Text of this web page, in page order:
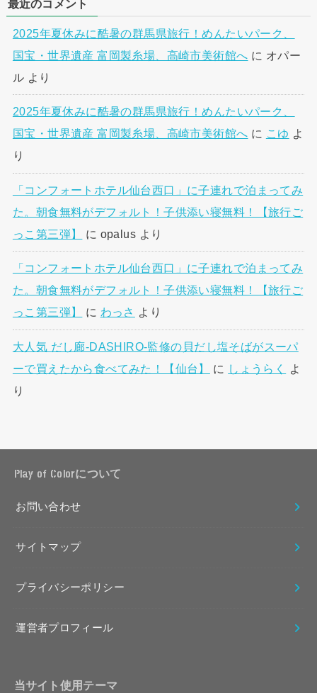
最近のコメント
2025年夏休みに酷暑の群馬県旅行！めんたいパーク、
国宝・世界遺産 富岡製糸場、高崎市美術館へ に オパー
ル より
2025年夏休みに酷暑の群馬県旅行！めんたいパーク、
国宝・世界遺産 富岡製糸場、高崎市美術館へ に こゆ よ
り
「コンフォートホテル仙台西口」に子連れで泊まってみ
た。朝食無料がデフォルト！子供添い寝無料！【旅行ご
っこ第三弾】
に opalus より
「コンフォートホテル仙台西口」に子連れで泊まってみ
た。朝食無料がデフォルト！子供添い寝無料！【旅行ご
っこ第三弾】
に わっさ より
大人気 だし廊-DASHIRO-監修の貝だし塩そばがスーパ
ーで買えたから食べてみた！【仙台】
に しょうらく
よ
り
Play of Colorについて
お問い合わせ
サイトマップ
プライバシーポリシー
運営者プロフィール
当サイト使用テーマ